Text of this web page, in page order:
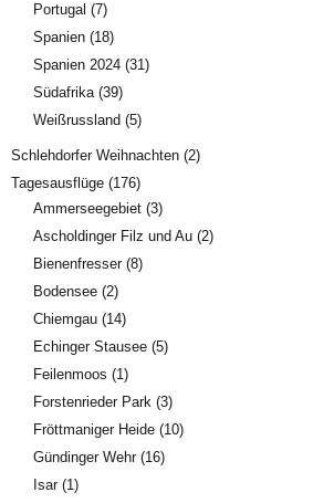
Portugal (7)
Spanien (18)
Spanien 2024 (31)
Südafrika(39)
Weißrussland (5)
Schlehdorfer Weihnachten (2)
Tagesausflüge (176)
Ammerseegebiet (3)
Ascholdinger Filz und Au (2)
Bienenfresser(8)
Bodensee (2)
Chiemgau (14)
Echinger Stausee (5)
Feilenmoos (1)
Forstenrieder Park (3)
Fröttmaniger Heide (10)
Gündinger Wehr(16)
Isar(1)